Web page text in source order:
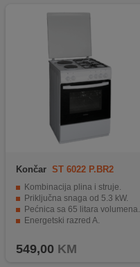
Končar ST 6022 P.BR2
Kombinacija plina i struje.
Priključna snaga od 5.3 kW.
Pećnica sa 65 litara volumena.
Energetski razred A.
549,00 KM